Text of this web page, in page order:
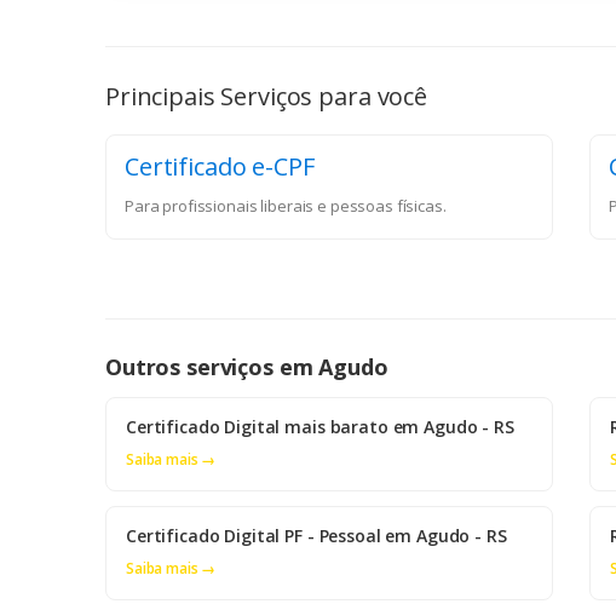
Principais Serviços para você
Certificado e-CPF
Para profissionais liberais e pessoas físicas.
Outros serviços em Agudo
Certificado Digital mais barato em Agudo - RS
Saiba mais →
Certificado Digital PF - Pessoal em Agudo - RS
Saiba mais →